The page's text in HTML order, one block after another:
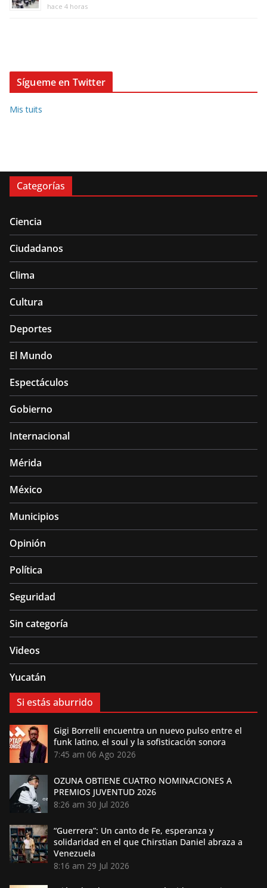
hace 4 horas
Sígueme en Twitter
Mis tuits
Categorías
Ciencia
Ciudadanos
Clima
Cultura
Deportes
El Mundo
Espectáculos
Gobierno
Internacional
Mérida
México
Municipios
Opinión
Política
Seguridad
Sin categoría
Videos
Yucatán
Si estás aburrido
Gigi Borrelli encuentra un nuevo pulso entre el
funk latino, el soul y la sofisticación sonora
7:45 am 06 Ago 2026
OZUNA OBTIENE CUATRO NOMINACIONES A
PREMIOS JUVENTUD 2026
8:26 am 30 Jul 2026
“Guerrera”: Un canto de Fe, esperanza y
solidaridad en el que Chirstian Daniel abraza a
Venezuela
8:16 am 29 Jul 2026